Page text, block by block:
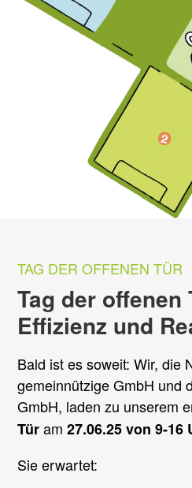
TAG DER OFFENEN TÜR
Tag der offenen
Effizienz und
Bald ist es soweit: Wir, die
gemeinnützige GmbH und
GmbH, laden zu unserem
Türam 27.06.25 von 9-16
Sie erwartet: